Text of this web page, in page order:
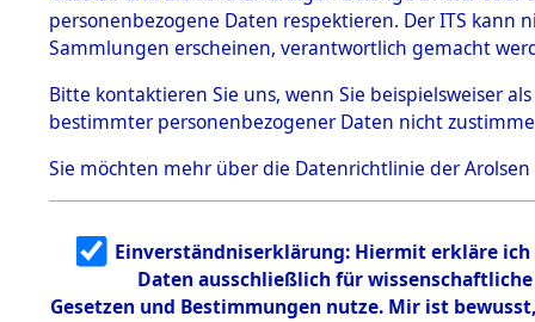
5.3
Todesmärsche
5.3.1 Alliierte
Erhebungen
zu
Todesmärsch
en
5.3.2
Identifizierun
g
5.3.3
Todesmärsch
Band II:
Juli 1946
personenbezogene Daten respektieren. Der ITS
Sammlungen erscheinen, verantwortlich gemacht
Bitte kontaktieren Sie uns, wenn Sie beispielsweiser
bestimmter personenbezogener Daten nicht
Sie möchten mehr über die Datenrichtlinie der Arolsen
Einverständniserklärung: Hiermit erkläre
Daten ausschließlich für
Gesetzen und Bestimmungen nutze. Mir ist